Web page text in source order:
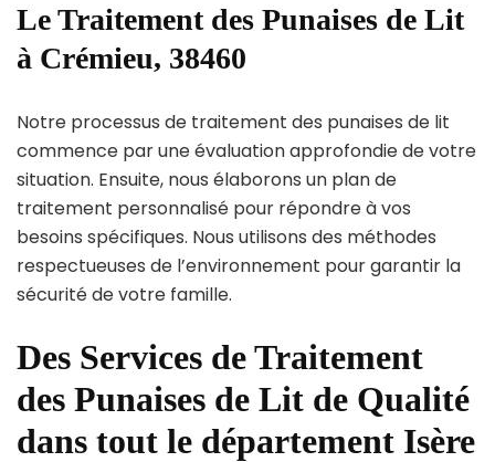
Le Traitement des Punaises de Lit
à Crémieu, 38460
Notre processus de traitement des punaises de lit
commence par une évaluation approfondie de votre
situation. Ensuite, nous élaborons un plan de
traitement personnalisé pour répondre à vos
besoins spécifiques. Nous utilisons des méthodes
respectueuses de l’environnement pour garantir la
sécurité de votre famille.
Des Services de Traitement
des Punaises de Lit de Qualité
dans tout le département Isère